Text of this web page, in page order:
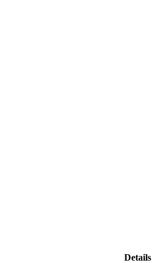
Details